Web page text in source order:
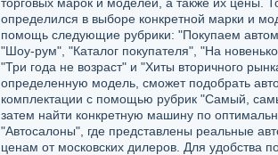
определился в выборе конкретной марки и
помощь следующие рубрики: "Покупаем
"Шоу-рум", "Каталог покупателя", "На
"Три года не возраст" и "Хиты вторичного
определенную модель, сможет подобрать
комплектации с помощью рубрик "Самый,
затем найти конкретную машину по
"Автосалоны", где представлены реальные
ценам от московских дилеров. Для удобства